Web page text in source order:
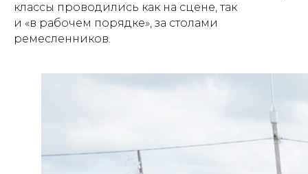
классы проводились как на сцене, так
и «в рабочем порядке», за столами
ремесленников.